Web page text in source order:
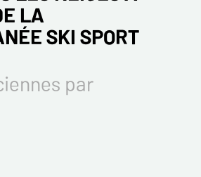
LA
SKI SPORT
par